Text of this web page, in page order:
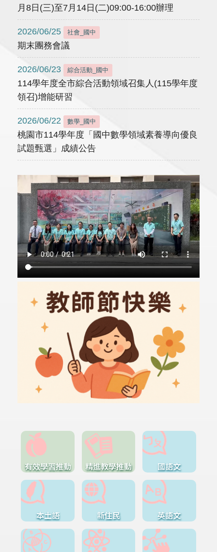
月8日(三)至7月14日(二)09:00-16:00辦理
2026/06/25 社會_國中
期末團務會議
2026/06/23 綜合活動_國中
114學年度全市綜合活動領域召集人(115學年度
領召)增能研習
2026/06/22 數學_國中
桃園市114學年度「國中數學領域素養導向優良
試題甄選」成績公告
有效學習推動 精進教學推動 國語文
本土語 新住民 英語文